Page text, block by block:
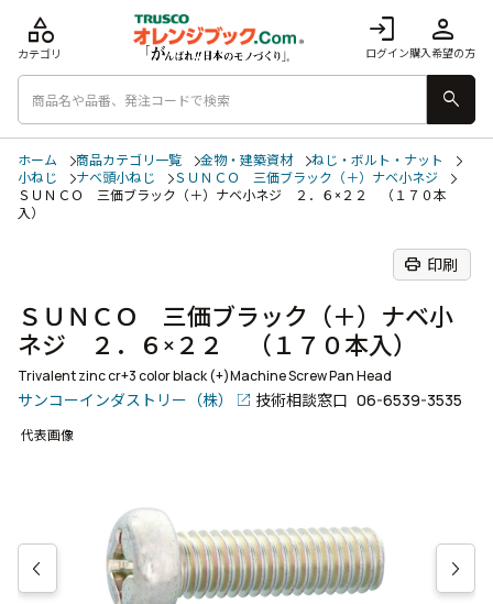
login
ログイン
person
購入希望の方
category
カテゴリ
search
ホーム 商品カテゴリ一覧 金物・建築資材
ねじ・ボルト・ナット
小ねじ
ナベ頭小ねじ
ＳＵＮＣＯ 三価ブラック（＋）ナベ小ネジ
ＳＵＮＣＯ 三価ブラック（＋）ナベ小ネジ ２．６×２２ （１７０本
入）
print 印刷
ＳＵＮＣＯ 三価ブラック（＋）ナベ小
ネジ ２．６×２２ （１７０本入）
Trivalent zinc cr+3 color black (+)Machine Screw Pan Head
サンコーインダストリー（株） 技術相談窓口 06-6539-3535
代表画像